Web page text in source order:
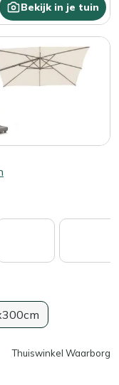
Bekijk in je tuin
Thuiswinkel Waarborg